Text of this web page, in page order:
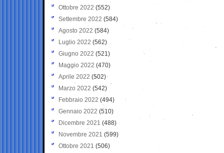
Ottobre 2022 (552)
Settembre 2022 (584)
Agosto 2022 (584)
Luglio 2022 (562)
Giugno 2022 (521)
Maggio 2022 (470)
Aprile 2022 (502)
Marzo 2022 (542)
Febbraio 2022 (494)
Gennaio 2022 (510)
Dicembre 2021 (488)
Novembre 2021 (599)
Ottobre 2021 (506)